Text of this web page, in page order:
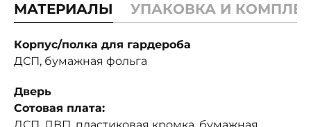
МАТЕРИАЛЫ УПАКОВКА И
Корпус/полка для гардероба
ДСП, бумажная фольга
Дверь
Сотовая плата: